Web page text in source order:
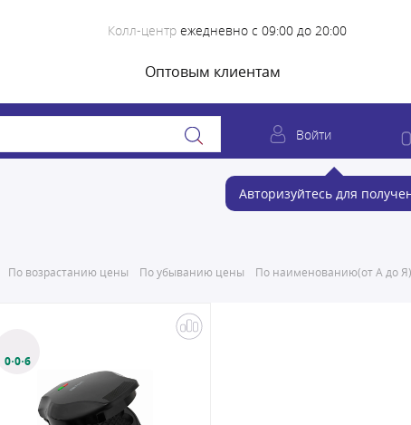
Колл-центр ежедневно с 09:00 до 20:00
Оптовым клиентам
Войти
Авторизуйтесь для
По возрастанию цены По убыванию цены По наименованию(от А до Я)
0·0·6